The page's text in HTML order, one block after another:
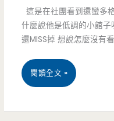
了
十
幾
這是在社團看到還蠻多
什麼說他是低調的小館
還MISS掉 想說怎麼沒有
桃
閱讀全文 »